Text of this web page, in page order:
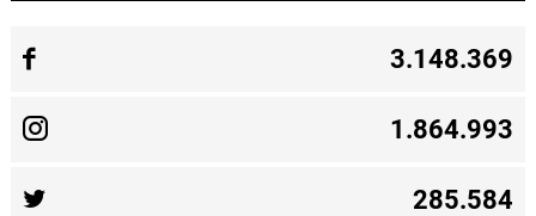
3.148.369
1.864.993
285.584